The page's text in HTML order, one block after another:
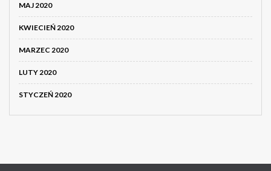
MAJ 2020
KWIECIEŃ 2020
MARZEC 2020
LUTY 2020
STYCZEŃ 2020